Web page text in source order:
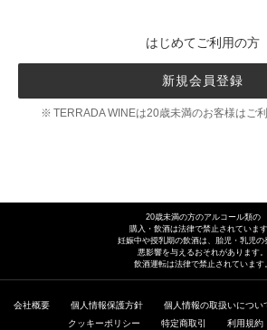
はじめてご利用の方
新規会員登録
TERRADA WINEは20歳未満のお客様はご
20歳未満の方のアルコール類の
購入・飲酒は法律で禁止されています
妊娠中や授乳期の飲酒は、胎児・乳児の
悪影響を与えるおそれがあります。
飲酒運転は法律で禁止されています。
会社概要 個人情報保護方針 個人情報の取扱いについ
クッキーポリシー
特定商取引 利用規約